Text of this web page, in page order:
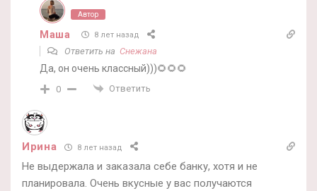
Автор
Маша 8 лет назад
Ответить на Снежана
Да, он очень классный)))🌻🌻🌻
0 Ответить
Ирина 8 лет назад
Не выдержала и заказала себе банку, хотя и не
планировала. Очень вкусные у вас получаются